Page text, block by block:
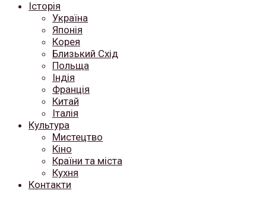
Історія
Україна
Японія
Корея
Близький Схід
Польща
Індія
Франція
Китай
Італія
Культура
Мистецтво
Кіно
Країни та міста
Кухня
Контакти